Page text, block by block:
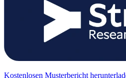
Kostenlosen Musterbericht